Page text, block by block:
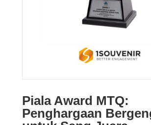
Piala Award MTQ:
Penghargaan